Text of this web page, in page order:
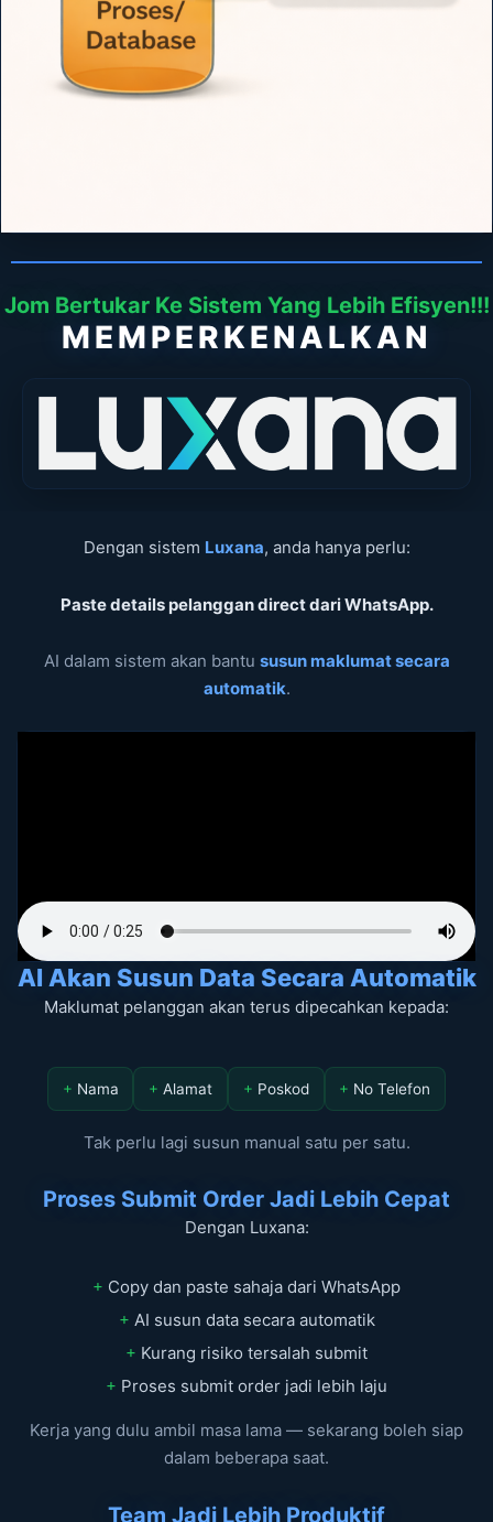
Jom Bertukar Ke Sistem Yang Lebih Efisyen!!!
MEMPERKENALKAN
Dengan sistem Luxana, anda hanya perlu:
Paste details pelanggan direct dari WhatsApp.
AI dalam sistem akan bantu susun maklumat secara
automatik.
AI Akan Susun Data Secara Automatik
Maklumat pelanggan akan terus dipecahkan kepada:
+ Nama + Alamat + Poskod + No Telefon
Tak perlu lagi susun manual satu per satu.
Proses Submit Order Jadi Lebih Cepat
Dengan Luxana:
+ Copy dan paste sahaja dari WhatsApp
+ AI susun data secara automatik
+ Kurang risiko tersalah submit
+ Proses submit order jadi lebih laju
Kerja yang dulu ambil masa lama — sekarang boleh siap
dalam beberapa saat.
Team Jadi Lebih Produktif